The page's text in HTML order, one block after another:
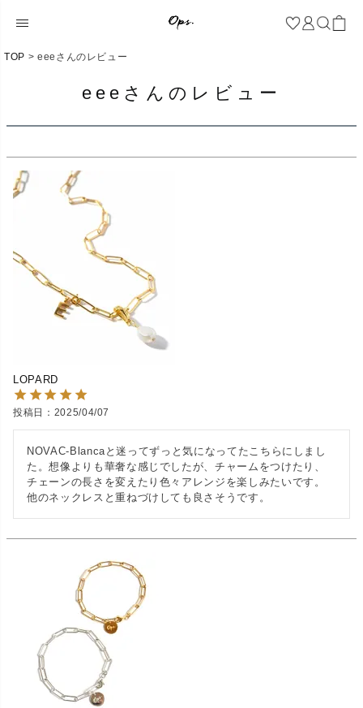
TOP eeeさんのレビュー
eeeさんのレビュー
LOPARD
投稿日 2025/04/07
NOVAC-Blancaと迷ってずっと気になってたこちらにしまし
た。想像よりも華奢な感じでしたが、チャームをつけたり、
チェーンの長さを変えたり色々アレンジを楽しみたいです。
他のネックレスと重ねづけしても良さそうです。